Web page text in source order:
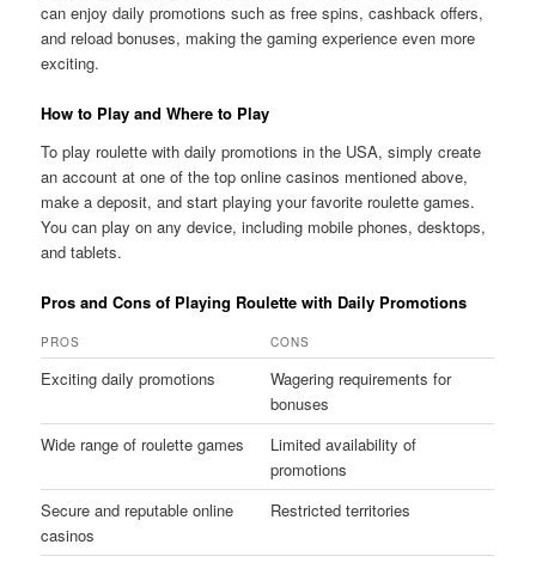
can enjoy daily promotions such as free spins, cashback offers,
and reload bonuses, making the gaming experience even more
exciting.
How to Play and Where to Play
To play roulette with daily promotions in the USA, simply create
an account at one of the top online casinos mentioned above,
make a deposit, and start playing your favorite roulette games.
You can play on any device, including mobile phones, desktops,
and tablets.
Pros and Cons of Playing Roulette with Daily Promotions
PROS CONS
Exciting daily promotions
Wagering requirements for
bonuses
Wide range of roulette games
Limited availability of
promotions
Secure and reputable online
casinos
Restricted territories